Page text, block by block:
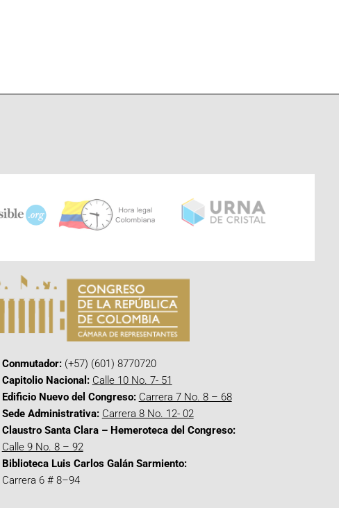
Conmutador:(+57) (601) 8770720
Capitolio Nacional: Calle 10 No. 7- 51
Edificio Nuevo del Congreso: Carrera 7 No. 8 – 68
Sede Administrativa: Carrera 8 No. 12- 02
Claustro Santa Clara – Hemeroteca del Congreso:
Calle 9 No. 8 – 92
Biblioteca Luis Carlos Galán Sarmiento:
Carrera 6 # 8–94